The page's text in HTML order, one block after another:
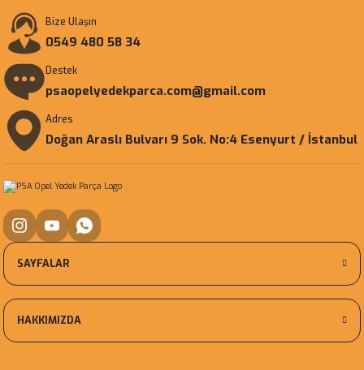
Bize Ulaşın
0549 480 58 34
Destek
psaopelyedekparca.com@gmail.com
Adres
Doğan Araslı Bulvarı 9 Sok. No:4 Esenyurt / İstanbul
SAYFALAR
HAKKIMIZDA